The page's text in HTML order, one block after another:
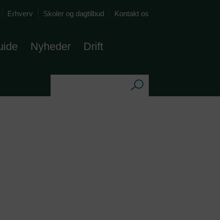
Erhverv Skoler og dagtilbud Kontakt os
Nyheder Drift